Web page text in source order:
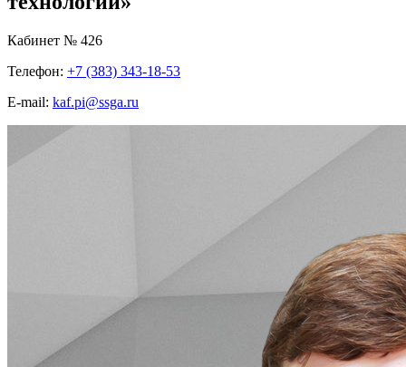
Кабинет № 426
Телефон: +7 (383) 343-18-53
E-mail: kaf.pi@ssga.ru